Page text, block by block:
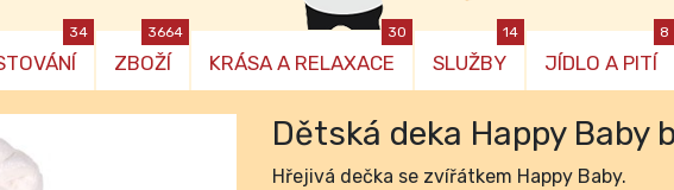
34
ZBOŽÍ
3664
KRÁSA A RELAXACE
30
SLUŽBY
14
JÍDLO A PITÍ
8
Dětská deka Happy Baby
Hřejivá dečka se zvířátkem Happy Baby.